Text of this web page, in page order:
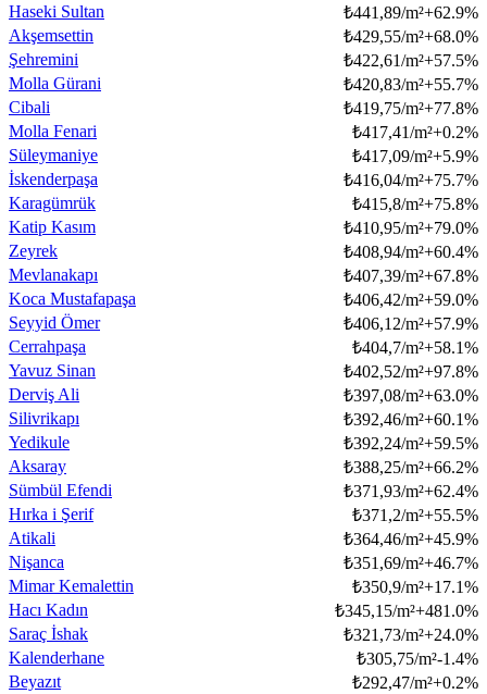
Haseki Sultan
₺441,89/m²+62.9%
Akşemsettin
₺429,55/m²+68.0%
Şehremini
₺422,61/m²+57.5%
Molla Gürani
₺420,83/m²+55.7%
Cibali
₺419,75/m²+77.8%
Molla Fenari
₺417,41/m²+0.2%
Süleymaniye
₺417,09/m²+5.9%
İskenderpaşa
₺416,04/m²+75.7%
Karagümrük
₺415,8/m²+75.8%
Katip Kasım
₺410,95/m²+79.0%
Zeyrek
₺408,94/m²+60.4%
Mevlanakapı
₺407,39/m²+67.8%
Koca Mustafapaşa
₺406,42/m²+59.0%
Seyyid Ömer
₺406,12/m²+57.9%
Cerrahpaşa
₺404,7/m²+58.1%
Yavuz Sinan
₺402,52/m²+97.8%
Derviş Ali
₺397,08/m²+63.0%
Silivrikapı
₺392,46/m²+60.1%
Yedikule
₺392,24/m²+59.5%
Aksaray
₺388,25/m²+66.2%
Sümbül Efendi
₺371,93/m²+62.4%
Hırka i Şerif
₺371,2/m²+55.5%
Atikali
₺364,46/m²+45.9%
Nişanca
₺351,69/m²+46.7%
Mimar Kemalettin
₺350,9/m²+17.1%
Hacı Kadın
₺345,15/m²+481.0%
Saraç İshak
₺321,73/m²+24.0%
Kalenderhane
₺305,75/m²-1.4%
Beyazıt
₺292,47/m²+0.2%